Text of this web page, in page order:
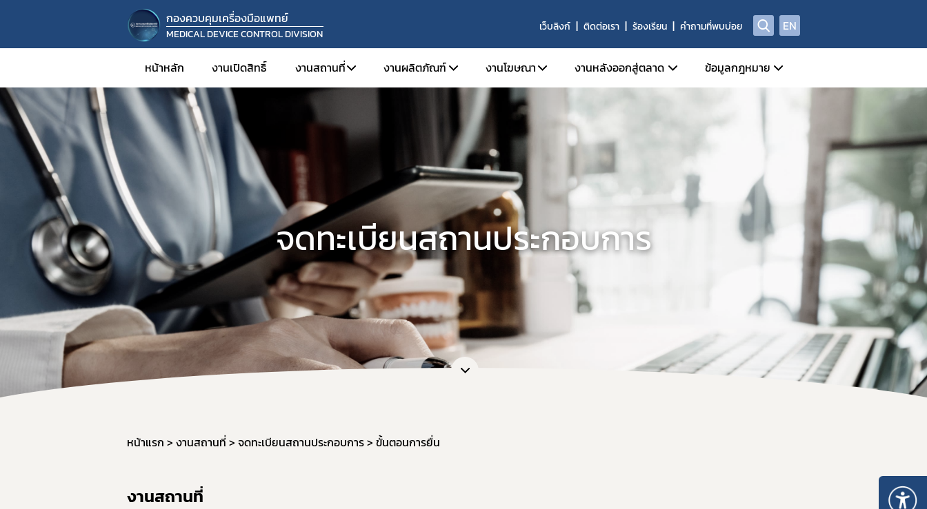
กองควบคุมเครื่องมือแพทย์
MEDICAL DEVICE CONTROL DIVISION
เว็บลิงก์ ติดต่อเรา ร้องเรียน คำถามที่พบบ่อย EN
หน้าหลัก งานเปิดสิทธิ์ งานสถานที่
จดทะเบียนสถานประกอบการ
ระบบคุณภาพการผลิต
ระบบคุณภาพการนำเข้าหรือขาย
ข่าวสารงานสถานที่
การปรึกษาแบบแปลนสถานที่ผลิตเครื่องมือแพทย์
ผู้ควบคุมการผลิต/นำเข้า/ขายเครื่องมือแพทย์
งานผลิตภัณฑ์
การขึ้นทะเบียนผลิตภัณฑ์
งานเครื่องมือแพทย์ทั่วไป (General Medical Device)
งานเครื่องมือแพทย์ที่มีกำลัง (Active Medical Device)
งานเครื่องมือแพทย์สำหรับวินิจฉัยภายนอกร่างกาย (IVD Medical Device)
งานเครื่องมือแพทย์จดแจ้ง (Listing Medical Device)
ผลิตเพื่อการส่งออก
วินิจฉัยผลิตภัณฑ์
ต่ออายุ
เลิกกิจการ/ไม่ต่ออายุ
การขอยกเว้นไม่ต้องขออนุญาตผลิต นำเข้า ขาย
หนังสือรับรองเครื่องมือแพทย์เพื่อการส่งออก
กลุ่มส่งเสริมการประกอบการเครื่องมือแพทย์
งานโฆษณา
ข้อมูลเบื้องต้นและกฎหมายที่เกี่ยวข้อง
โฆษณาต่อประชาชนทั่วไป
โฆษณาต่อผู้ประกอบวิชาชีพทางการแพทย์
งานหลังออกสู่ตลาด
บทบาทหน้าที่กลุ่มกำกับดูแลหลังออกสู่ตลาด
หน้าที่ของผู้ประกอบการด้านเครื่องมือแพทย์
ผลิตภัณฑ์ที่ถูกยกเลิก/เพิกถอน
ประกาศรายชื่อหน่วยวิเคราะห์
ข้อมูลด้านความปลอดภัยของเครื่องมือแพทย์
รายงานการผลิต นำเข้า หรือขาย
ข้อมูลกฎหมาย
ข่าวสารเกี่ยวกับกฎหมาย
ประชาพิจารณ์ร่างกฎหมาย
พระราชบัญญัติเครื่องมือแพทย์
กฎกระทรวง
ประกาศกระทรวงสาธารณสุข
ประกาศสำนักงานคณะกรรมการอาหารและยา
ประกาศคณะกรรมการเครื่องมือแพทย์
ระเบียบสำนักงานคณะกรรมการอาหารและยา
ระเบียบคณะกรรมการเครื่องมือแพทย์
คำสั่งสำนักงานคณะกรรมการอาหารและยา
คู่มือกฎหมาย
จดทะเบียนสถานประกอบการ
หน้าแรก งานสถานที่ จดทะเบียนสถานประกอบการ ขั้นตอนการยื่น
งานสถานที่